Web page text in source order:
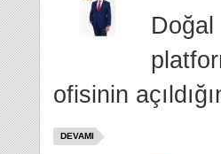
Doğal
ofisinin
DEVAMI